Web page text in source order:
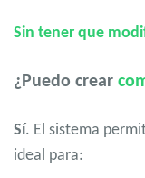
Sin tener que
¿Puedo crear
Sí. El sistema
ideal para: